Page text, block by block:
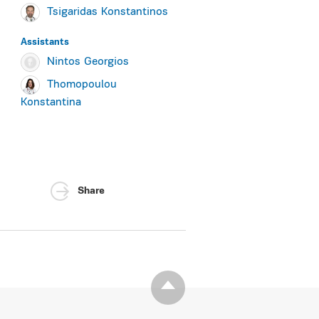
Tsigaridas Konstantinos
Assistants
Nintos Georgios
Thomopoulou
Konstantina
Share